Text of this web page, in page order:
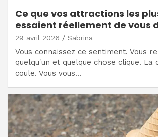
Ce que vos attractions les
essaient réellement de vous
29 avril 2026 Sabrina
Vous connaissez ce sentiment. Vous
quelqu'un et quelque chose clique. La
coule. Vous vous…